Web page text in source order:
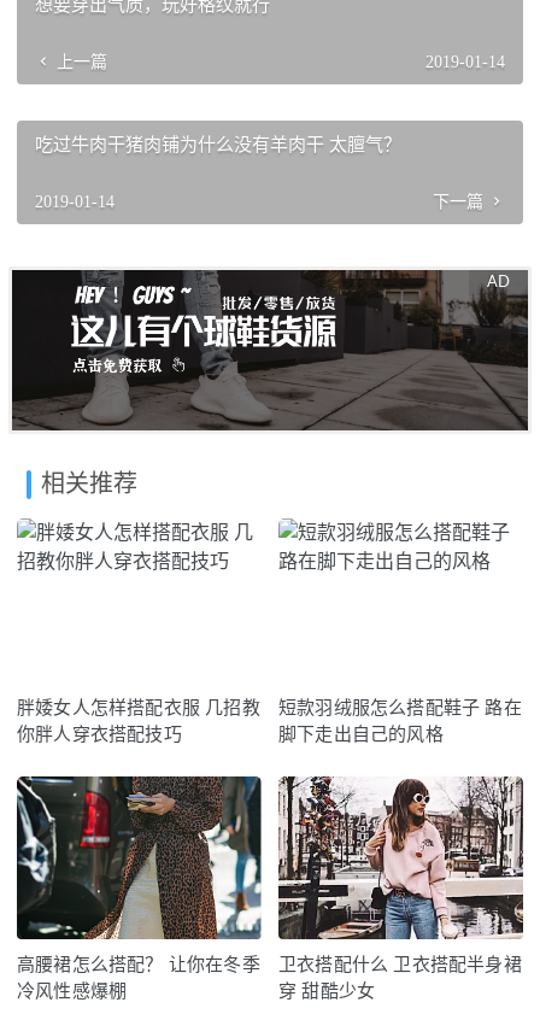
想要穿出气质，玩好格纹就行
上一篇 2019-01-14
吃过牛肉干猪肉铺为什么没有羊肉干 太膻气？
2019-01-14 下一篇
相关推荐
胖婑女人怎样搭配衣服 几招教
你胖人穿衣搭配技巧
短款羽绒服怎么搭配鞋子 路在
脚下走出自己的风格
高腰裙怎么搭配？ 让你在冬季
冷风性感爆棚
卫衣搭配什么 卫衣搭配半身裙
穿 甜酷少女